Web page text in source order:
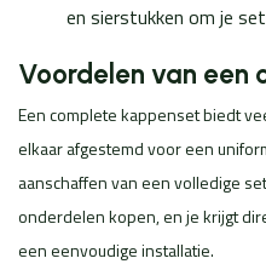
en sierstukken om je
Voordelen van een
Een complete kappenset biedt
elkaar afgestemd voor een
aanschaffen van een volledige
onderdelen kopen, en je krijgt
een eenvoudige installatie.